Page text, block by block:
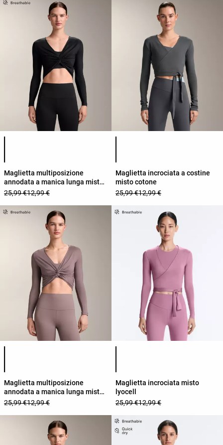
Maglietta multiposizione
annodata a manica lunga misto
lyocell
25,99 €12,99 €
Maglietta incrociata a costine
misto cotone
25,99 €12,99 €
Elenco dei colori del prodotto
Maglietta multiposizione
annodata a manica lunga misto
lyocell
25,99 €12,99 €
Elenco dei colori del prodotto
Maglietta incrociata misto
lyocell
25,99 €12,99 €